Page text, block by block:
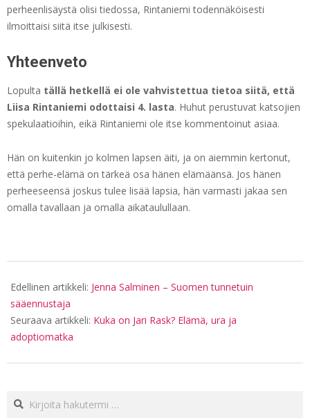
perheenlisäystä olisi tiedossa, Rintaniemi todennäköisesti
ilmoittaisi siitä itse julkisesti.
Yhteenveto
Lopulta tällä hetkellä ei ole vahvistettua tietoa siitä, että
Liisa Rintaniemi odottaisi 4. lasta. Huhut perustuvat katsojien
spekulaatioihin, eikä Rintaniemi ole itse kommentoinut asiaa.
Hän on kuitenkin jo kolmen lapsen äiti, ja on aiemmin kertonut,
että perhe-elämä on tärkeä osa hänen elämäänsä. Jos hänen
perheeseensä joskus tulee lisää lapsia, hän varmasti jakaa sen
omalla tavallaan ja omalla aikataulullaan.
03-
20
Edellinen artikkeli: Jenna Salminen – Suomen tunnetuin
sääennustaja
Seuraava artikkeli: Kuka on Jari Rask? Elämä, ura ja
adoptiomatka
Haku: